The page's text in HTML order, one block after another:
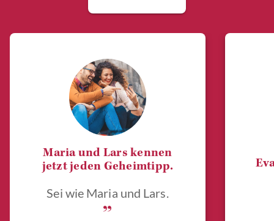
Maria und Lars kennen
jetzt jeden Geheimtipp.
Sei wie Maria und Lars.
„